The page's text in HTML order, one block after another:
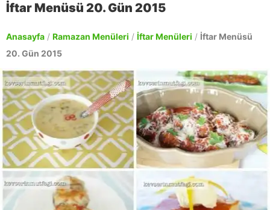
İftar Menüsü 20. Gün 2015
Anasayfa / Ramazan Menüleri / İftar Menüleri / İftar Menüsü
20. Gün 2015